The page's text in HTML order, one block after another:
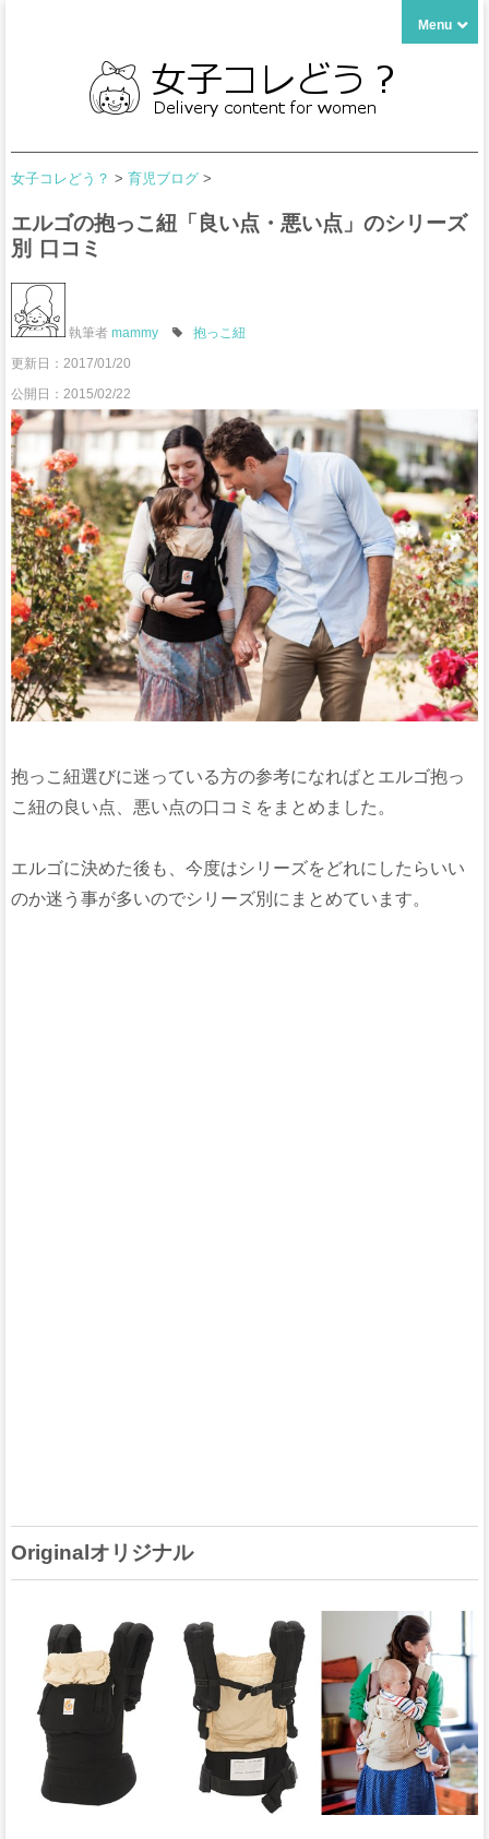
Menu
女子コレどう？ > 育児ブログ >
エルゴの抱っこ紐「良い点・悪い点」のシリーズ
別 口コミ
執筆者 mammy
抱っこ紐
更新日： 2017/01/20
公開日：2015/02/22
抱っこ紐選びに迷っている方の参考になればとエルゴ抱っ
こ紐の良い点、悪い点の口コミをまとめました。
エルゴに決めた後も、今度はシリーズをどれにしたらいい
のか迷う事が多いのでシリーズ別にまとめています。
Originalオリジナル